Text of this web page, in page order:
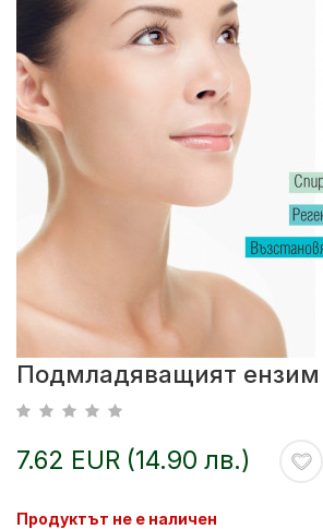
Подмладяващият ензим
7.62 EUR (14.90 лв.)
Продуктът не е наличен